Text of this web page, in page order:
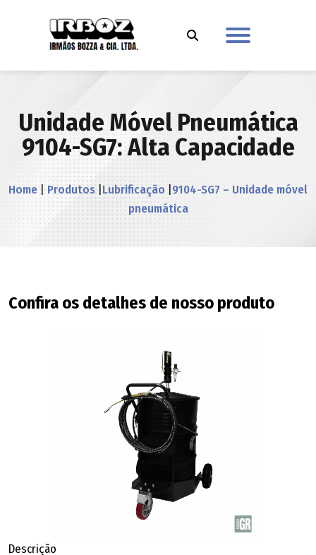
Unidade Móvel Pneumática
9104-SG7: Alta Capacidade
Home Produtos Lubrificação 9104-SG7 – Unidade móvel
pneumática
Confira os detalhes de nosso produto
Descrição